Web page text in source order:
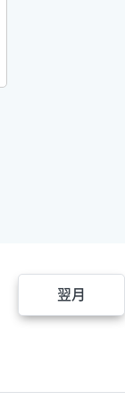
翌月